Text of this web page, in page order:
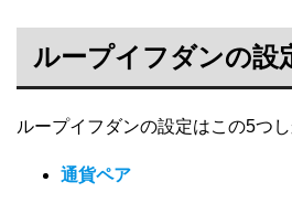
ループイフダンの設
ループイフダンの設定はこの5つし
通貨ペア